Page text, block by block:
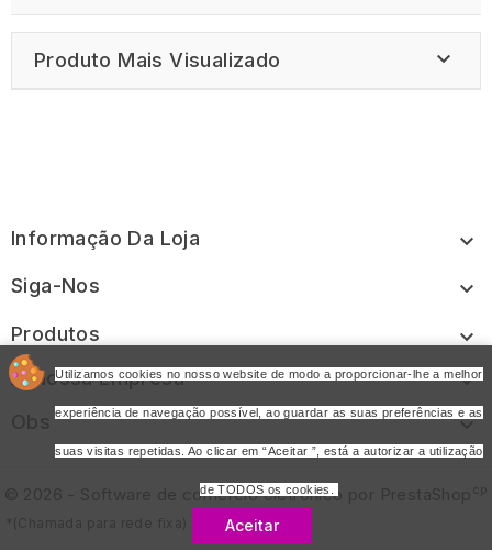
Produto Mais Visualizado 
Informação Da Loja 
Siga-Nos 
Produtos 
A Nossa Empresa 

Utilizamos cookies no nosso website de modo a proporcionar-lhe a melhor
experiência de navegação possível, ao guardar as suas preferências e as
suas visitas repetidas. Ao clicar em “Aceitar ”, está a autorizar a utilização
de TODOS os cookies.
Aceitar
© 2026 - Software de comércio eletrónico por PrestaShop